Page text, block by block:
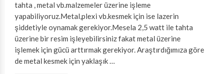
tahta , metal vb.malzemeler üzerine işleme
yapabiliyoruz.Metal,plexi vb.kesmek için ise lazerin
şiddetiyle oynamak gerekiyor.Mesela 2,5 watt ile tahta
üzerine bir resim işleyebilirsiniz fakat metal üzerine
işlemek için gücü arttırmak gerekiyor. Araştırdığımıza göre
de metal kesmek için yaklaşık …